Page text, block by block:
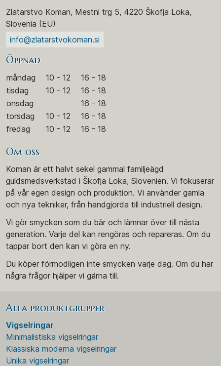
Zlatarstvo Koman, Mestni trg 5, 4220 Škofja Loka,
Slovenia (EU)
info@zlatarstvokoman.si
Öppnad
måndag 10 - 12
16 - 18
tisdag
10 - 12
16 - 18
onsdag
16 - 18
torsdag
10 - 12
16 - 18
fredag
10 - 12 16 - 18
Om oss
Koman är ett halvt sekel gammal familjeägd
guldsmedsverkstad i Škofja Loka, Slovenien. Vi fokuserar
på vår egen design och produktion. Vi använder gamla
och nya tekniker, från handgjorda till industriell design.
Vi gör smycken som du bär och lämnar över till nästa
generation. Varje del kan rengöras och repareras. Om du
tappar bort den kan vi göra en ny.
Du köper förmodligen inte smycken varje dag. Om du har
några frågor hjälper vi gärna till.
Alla produktgrupper
Vigselringar
Minimalistiska vigselringar
Klassiska moderna vigselringar
Unika vigselringar